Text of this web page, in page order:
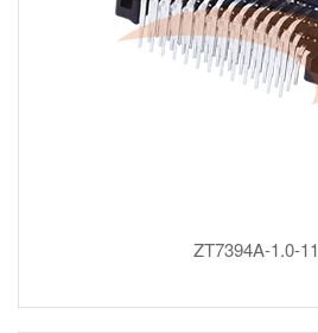
ZT7394A-1.0-11